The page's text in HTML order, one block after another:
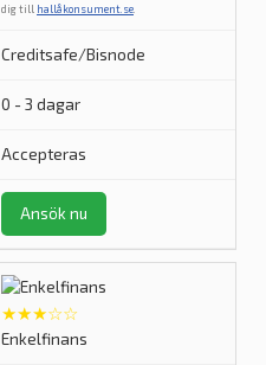
dig till hallåkonsument.se
Creditsafe/Bisnode
0 - 3 dagar
Accepteras
Ansök nu
★★★☆☆
Enkelfinans